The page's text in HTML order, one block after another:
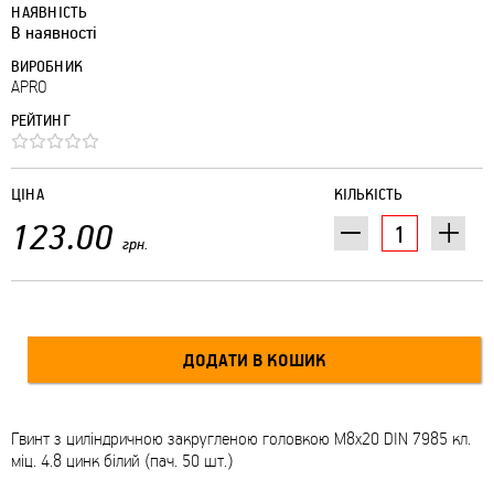
НАЯВНІСТЬ
В наявності
ВИРОБНИК
APRO
РЕЙТИНГ
КІЛЬКІСТЬ
ЦІНА
123.00 грн.
Гвинт з циліндричною закругленою головкою М8х20 DIN 7985 кл.
міц. 4.8 цинк білий (пач. 50 шт.)